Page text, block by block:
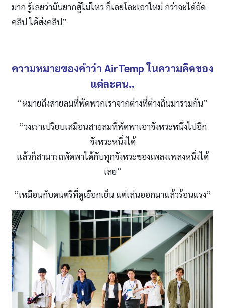
มาก รู้เลยว่ามันยากสู้ไม่ไหว ก็เลยโละเอาใหม่ กว่าจะได้อัด
คลิป ได้ส่งคลิป”
ความหมายของคำว่า AirTemp ในความคิดของ
แต่ละคน..
“หมายถึงสายลมที่พัดพวกเราจากต่างที่ต่างถิ่นมารวมกัน”
“วงเราเปรียบเสมือนสายลมที่พัดพาเอาจังหวะหนึ่งไปอีก
จังหวะหนึ่งได้
แล้วก็สามารถพัดพาได้กับทุกจังหวะของเพลงเพลงหนึ่งได้
เลย”
“เหมือนกับดนตรีที่ดูเยือกเย็น แต่เล่นออกมาแล้วร้อนแรง”